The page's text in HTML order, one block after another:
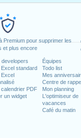
Premium pour supprimer les
et plus encore
developers
Excel standard
Excel
calendrier PDF
un widget
Équipes
Todo list
Mes
Centre de
Mon planning
L'optimiseur de
vacances
Café du matin